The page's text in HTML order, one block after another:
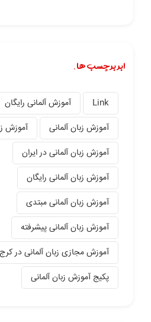
ابر برچسب ها.
Link
آموزش آلمانی رایگان
آموزش زبان آلمانی
آموزش
آموزش زبان آلمانی در ایران
آموزش زبان آلمانی رایگان
آموزش زبان آلمانی مبتدی
آموزش زبان آلمانی پیشرفته
آموزش مجازی زبان آلمانی در کرج
پکیج آموزش زبان آلمانی